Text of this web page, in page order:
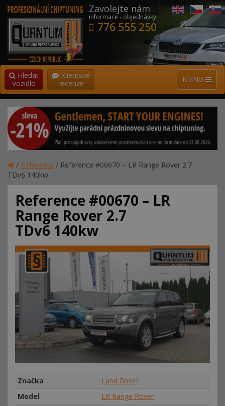
Zavolejte nám
informace - objednávky
776 555 250
MENU
Hledat
vozidlo
Klientské
recenze
/ Reference / Reference #00670 – LR Range Rover 2.7
TDv6 140kw
Reference #00670 – LR
Range Rover 2.7
TDv6 140kw
Značka
Land Rover
Model
LR Range Rover